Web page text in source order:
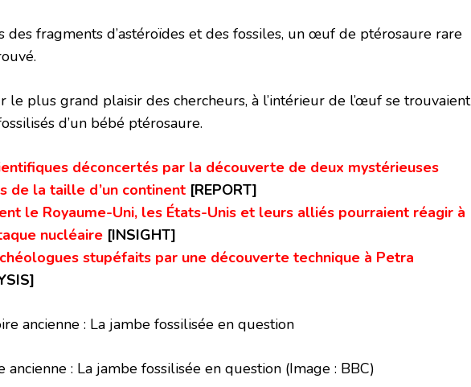
des fragments d’astéroïdes et des fossiles, un œuf de ptérosaure rare
le plus grand plaisir des chercheurs, à l’intérieur de l’œuf se trouvaient
d’un bébé ptérosaure.
déconcertés par la découverte de deux mystérieuses
de la taille d’un continent [REPORT]
le Royaume-Uni, les États-Unis et leurs alliés pourraient réagir à
nucléaire [INSIGHT]
stupéfaits par une découverte technique à Petra
ancienne : La jambe fossilisée en question (Image : BBC)